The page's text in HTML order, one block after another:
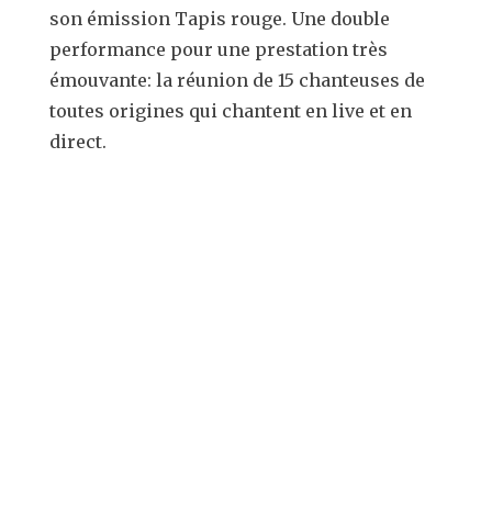
son émission Tapis rouge. Une double
performance pour une prestation très
émouvante: la réunion de 15 chanteuses de
toutes origines qui chantent en live et en
direct.